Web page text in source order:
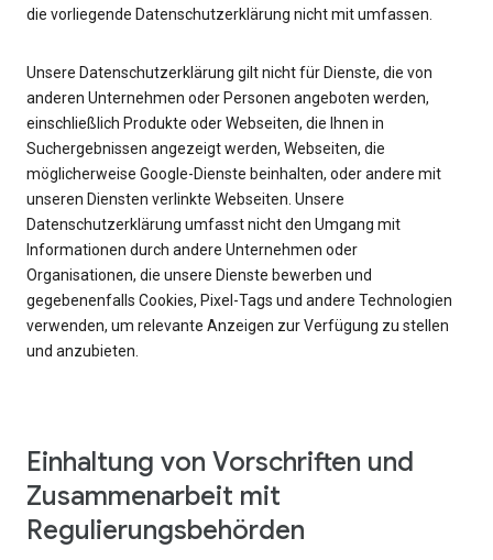
die vorliegende Datenschutzerklärung nicht mit umfassen.
Unsere Datenschutzerklärung gilt nicht für Dienste, die von
anderen Unternehmen oder Personen angeboten werden,
einschließlich Produkte oder Webseiten, die Ihnen in
Suchergebnissen angezeigt werden, Webseiten, die
möglicherweise Google-Dienste beinhalten, oder andere mit
unseren Diensten verlinkte Webseiten. Unsere
Datenschutzerklärung umfasst nicht den Umgang mit
Informationen durch andere Unternehmen oder
Organisationen, die unsere Dienste bewerben und
gegebenenfalls Cookies, Pixel-Tags und andere Technologien
verwenden, um relevante Anzeigen zur Verfügung zu stellen
und anzubieten.
Einhaltung von Vorschriften und
Zusammenarbeit mit
Regulierungsbehörden